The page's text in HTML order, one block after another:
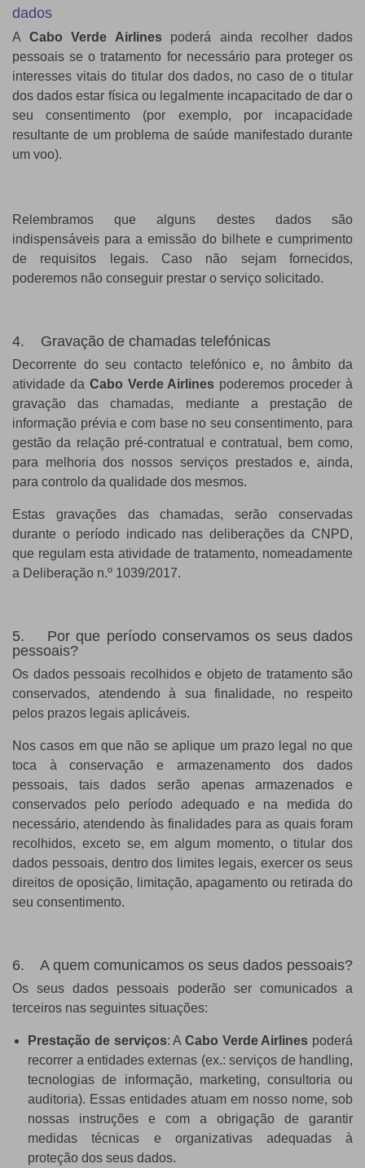
dados
A Cabo Verde Airlinespoderá ainda recolher dados
pessoais se o tratamento for necessário para proteger os
interesses vitais do titular dos dados, no caso de o titular
dos dados estar física ou legalmente incapacitado de dar o
seu consentimento (por exemplo, por incapacidade
resultante de um problema de saúde manifestado durante
um voo).
Relembramos que alguns destes dados são
indispensáveis para a emissão do bilhete e cumprimento
de requisitos legais. Caso não sejam fornecidos,
poderemos não conseguir prestar o serviço solicitado.
4. Gravação de chamadas telefónicas
Decorrente do seu contacto telefónico e, no âmbito da
atividade da Cabo Verde Airlines poderemos proceder à
gravação das chamadas, mediante a prestação de
informação prévia e com base no seu consentimento, para
gestão da relação pré-contratual e contratual, bem como,
para melhoria dos nossos serviços prestados e, ainda,
para controlo da qualidade dos mesmos.
Estas gravações das chamadas, serão conservadas
durante o período indicado nas deliberações da CNPD,
que regulam esta atividade de tratamento, nomeadamente
a Deliberação n.º 1039/2017.
5. Por que período conservamos os seus dados
pessoais?
Os dados pessoais recolhidos e objeto de tratamento são
conservados, atendendo à sua finalidade, no respeito
pelos prazos legais aplicáveis.
Nos casos em que não se aplique um prazo legal no que
toca à conservação e armazenamento dos dados
pessoais, tais dados serão apenas armazenados e
conservados pelo período adequado e na medida do
necessário, atendendo às finalidades para as quais foram
recolhidos, exceto se, em algum momento, o titular dos
dados pessoais, dentro dos limites legais, exercer os seus
direitos de oposição, limitação, apagamento ou retirada do
seu consentimento.
6. A quem comunicamos os seus dados pessoais?
Os seus dados pessoais poderão ser comunicados a
terceiros nas seguintes situações:
Prestação de serviços: A Cabo Verde Airlines poderá
recorrer a entidades externas (ex.: serviços de handling,
tecnologias de informação, marketing, consultoria ou
auditoria). Essas entidades atuam em nosso nome, sob
nossas instruções e com a obrigação de garantir
medidas técnicas e organizativas adequadas à
proteção dos seus dados.